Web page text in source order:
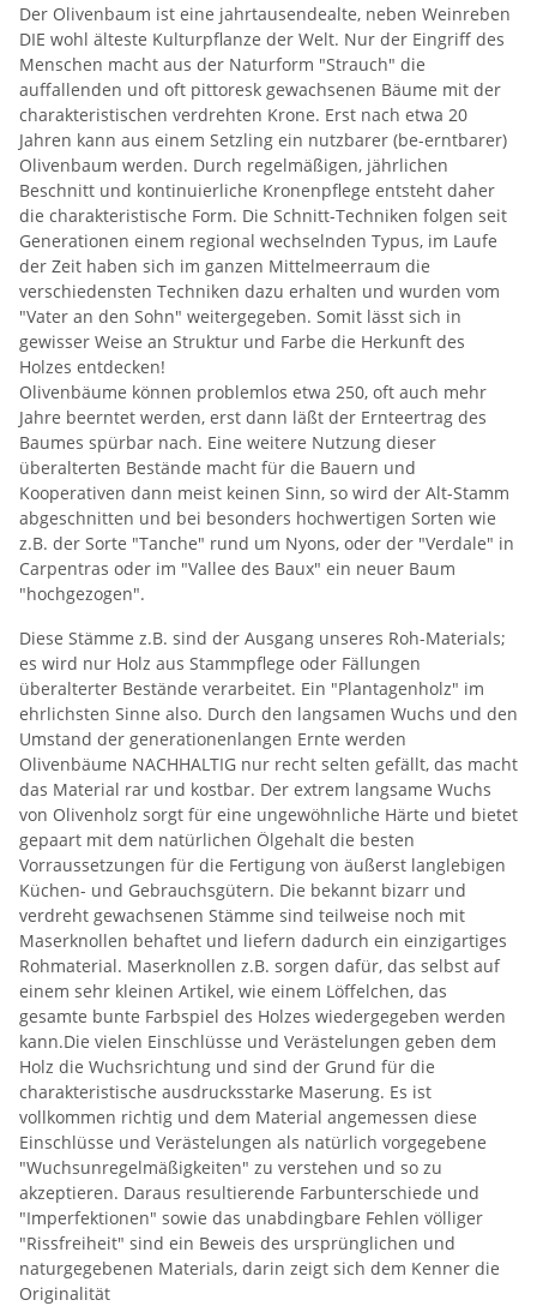
Der Olivenbaum ist eine jahrtausendealte, neben Weinreben
DIE wohl älteste Kulturpflanze der Welt. Nur der Eingriff des
Menschen macht aus der Naturform "Strauch" die
auffallenden und oft pittoresk gewachsenen Bäume mit der
charakteristischen verdrehten Krone. Erst nach etwa 20
Jahren kann aus einem Setzling ein nutzbarer (be-erntbarer)
Olivenbaum werden. Durch regelmäßigen, jährlichen
Beschnitt und kontinuierliche Kronenpflege entsteht daher
die charakteristische Form. Die Schnitt-Techniken folgen seit
Generationen einem regional wechselnden Typus, im Laufe
der Zeit haben sich im ganzen Mittelmeerraum die
verschiedensten Techniken dazu erhalten und wurden vom
"Vater an den Sohn" weitergegeben. Somit lässt sich in
gewisser Weise an Struktur und Farbe die Herkunft des
Holzes entdecken!
Olivenbäume können problemlos etwa 250, oft auch mehr
Jahre beerntet werden, erst dann läßt der Ernteertrag des
Baumes spürbar nach. Eine weitere Nutzung dieser
überalterten Bestände macht für die Bauern und
Kooperativen dann meist keinen Sinn, so wird der Alt-Stamm
abgeschnitten und bei besonders hochwertigen Sorten wie
z.B. der Sorte "Tanche" rund um Nyons, oder der "Verdale" in
Carpentras oder im "Vallee des Baux" ein neuer Baum
"hochgezogen".
Diese Stämme z.B. sind der Ausgang unseres Roh-Materials;
es wird nur Holz aus Stammpflege oder Fällungen
überalterter Bestände verarbeitet. Ein "Plantagenholz" im
ehrlichsten Sinne also. Durch den langsamen Wuchs und den
Umstand der generationenlangen Ernte werden
Olivenbäume NACHHALTIG nur recht selten gefällt, das macht
das Material rar und kostbar. Der extrem langsame Wuchs
von Olivenholz sorgt für eine ungewöhnliche Härte und bietet
gepaart mit dem natürlichen Ölgehalt die besten
Vorraussetzungen für die Fertigung von äußerst langlebigen
Küchen- und Gebrauchsgütern. Die bekannt bizarr und
verdreht gewachsenen Stämme sind teilweise noch mit
Maserknollen behaftet und liefern dadurch ein einzigartiges
Rohmaterial. Maserknollen z.B. sorgen dafür, das selbst auf
einem sehr kleinen Artikel, wie einem Löffelchen, das
gesamte bunte Farbspiel des Holzes wiedergegeben werden
kann.Die vielen Einschlüsse und Verästelungen geben dem
Holz die Wuchsrichtung und sind der Grund für die
charakteristische ausdrucksstarke Maserung. Es ist
vollkommen richtig und dem Material angemessen diese
Einschlüsse und Verästelungen als natürlich vorgegebene
"Wuchsunregelmäßigkeiten" zu verstehen und so zu
akzeptieren. Daraus resultierende Farbunterschiede und
"Imperfektionen" sowie das unabdingbare Fehlen völliger
"Rissfreiheit" sind ein Beweis des ursprünglichen und
naturgegebenen Materials, darin zeigt sich dem Kenner die
Originalität